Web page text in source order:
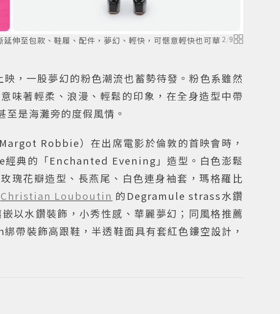
伸至包款、鞋履、配件，夢幻、輕快，可愜意輕快也可華 2/9
映，一股夢幻的粉色潮流也蓄勢待發。粉色系雖然
味著輕柔、浪漫、輕鬆的印象，在全身造型中帶
是海灘旁的度假風情。
Robbie）在出席電影於倫敦的首映會時，
經典的「Enchanted Evening」造型。白色澎鬆
瑰花瓣造型、長燕尾、白色連身袖套，瑪格羅比
Christian Louboutin 的Degramule strass水鑽
以水鑽裝飾，小秀性感、華麗夢幻；同風格推薦
帶裝飾高跟鞋，半透鞋面具有套紅色鏤空設計，